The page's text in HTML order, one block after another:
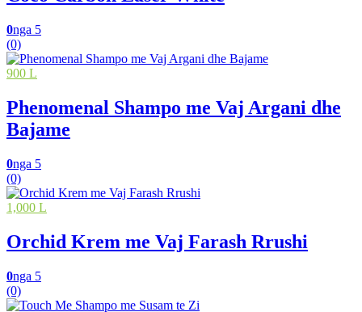
0nga 5
(0)
900 L
Phenomenal Shampo me Vaj Argani dhe
Bajame
0nga 5
(0)
1,000 L
Orchid Krem me Vaj Farash Rrushi
0nga 5
(0)